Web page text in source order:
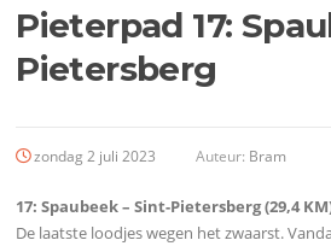
Pieterpad 17:
Pietersberg
zondag 2 juli 2023 Auteur: Bram
17: Spaubeek –Sint-Pietersberg(29,4
De laatste loodjes wegen het zwaarst.